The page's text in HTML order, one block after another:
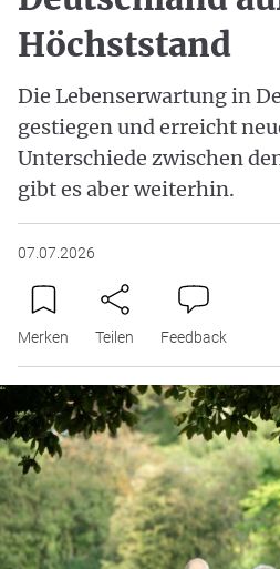
Höchststand
Die Lebenserwartung in
gestiegen und erreicht
Unterschiede zwischen
gibt es aber weiterhin.
07.07.2026
Merken Teilen Feedback